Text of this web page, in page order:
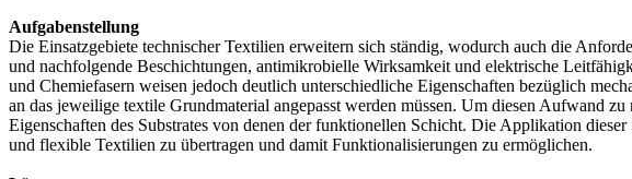
Aufgabenstellung
Die Einsatzgebiete technischer Textilien erweitern sich ständig, wodurch auch die
und nachfolgende Beschichtungen, antimikrobielle Wirksamkeit und elektrische
und Chemiefasern weisen jedoch deutlich unterschiedliche Eigenschaften bezüglich
an das jeweilige textile Grundmaterial angepasst werden müssen. Um diesen Aufwand
Eigenschaften des Substrates von denen der funktionellen Schicht. Die Applikation
und flexible Textilien zu übertragen und damit Funktionalisierungen zu ermöglichen.